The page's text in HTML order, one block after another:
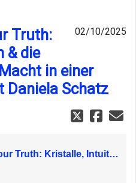
02/10/2025
Truth:
& die
in einer
Daniela Schatz
#114 | Speak your Truth: Kristalle, Intuition & die Rückkehr deiner Macht in einer digitalen Welt mit Daniela Schatz